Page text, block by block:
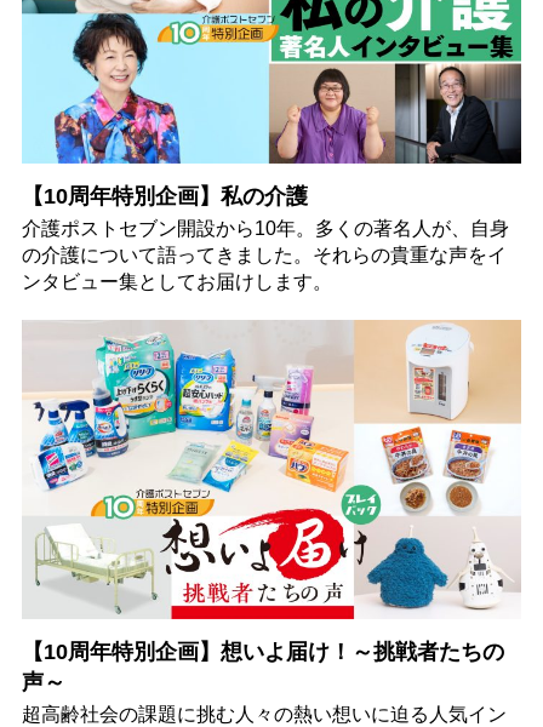
【10周年特別企画】私の介護
介護ポストセブン開設から10年。多くの著名人が、自身
の介護について語ってきました。それらの貴重な声をイ
ンタビュー集としてお届けします。
【10周年特別企画】想いよ届け！～挑戦者たちの
声～
超高齢社会の課題に挑む人々の熱い想いに迫る人気イン